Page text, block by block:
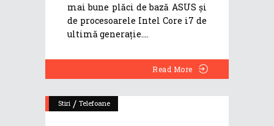
mai bune plăci de bază ASUS și
de procesoarele Intel Core i7 de
ultimă generație.
Read More
Stiri / Telefoane